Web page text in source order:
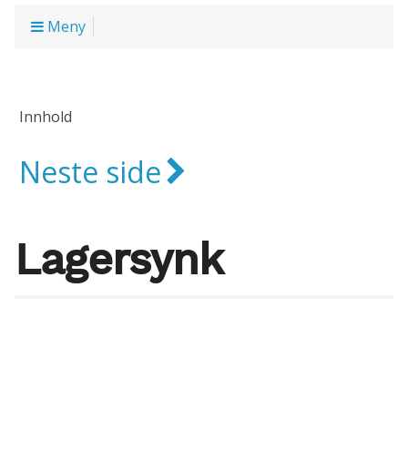
Meny
Innhold
Neste side
Lagersynk